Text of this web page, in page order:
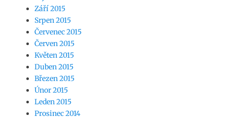
Září 2015
Srpen 2015
Červenec 2015
Červen 2015
Květen 2015
Duben 2015
Březen 2015
Únor 2015
Leden 2015
Prosinec 2014